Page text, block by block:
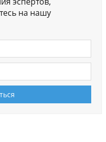
на нашу